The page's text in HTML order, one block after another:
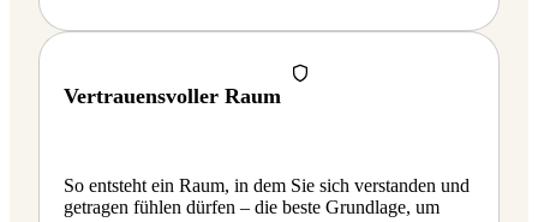
Vertrauensvoller Raum
So entsteht ein Raum, in dem Sie sich verstanden und
getragen fühlen dürfen – die beste Grundlage, um